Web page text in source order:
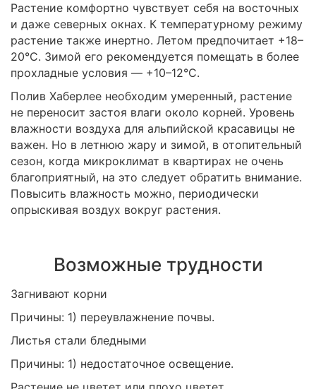
Растение комфортно чувствует себя на восточных
и даже северных окнах. К температурному режиму
растение также инертно. Летом предпочитает +18–
20°С. Зимой его рекомендуется помещать в более
прохладные условия — +10–12°С.
Полив Хаберлее необходим умеренный, растение
не переносит застоя влаги около корней. Уровень
влажности воздуха для альпийской красавицы не
важен. Но в летнюю жару и зимой, в отопительный
сезон, когда микроклимат в квартирах не очень
благоприятный, на это следует обратить внимание.
Повысить влажность можно, периодически
опрыскивая воздух вокруг растения.
Возможные трудности
Загнивают корни
Причины: 1) переувлажнение почвы.
Листья стали бледными
Причины: 1) недостаточное освещение.